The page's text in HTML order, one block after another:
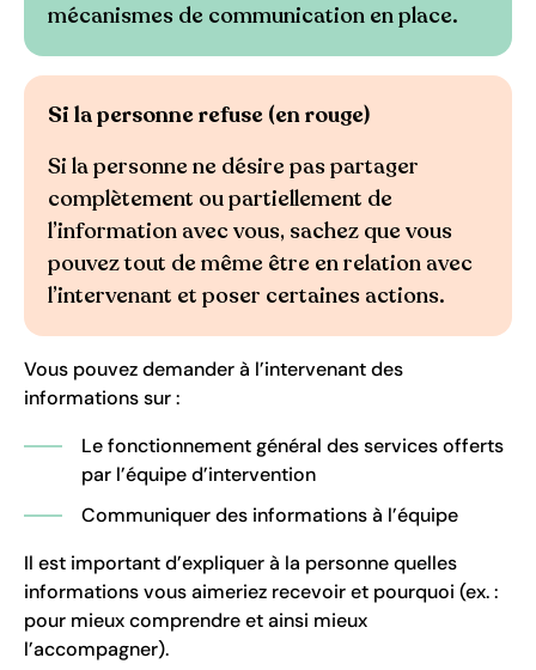
mécanismes de communication en place.
Si la personne refuse (en rouge)
Si la personne ne désire pas partager
complètement ou partiellement de
l’information avec vous, sachez que vous
pouvez tout de même être en relation avec
l’intervenant et poser certaines actions.
Vous pouvez demander à l’intervenant des
informations sur :
Le fonctionnement général des services offerts
par l’équipe d’intervention
Communiquer des informations à l’équipe
Il est important d’expliquer à la personne quelles
informations vous aimeriez recevoir et pourquoi (ex. :
pour mieux comprendre et ainsi mieux
l’accompagner).